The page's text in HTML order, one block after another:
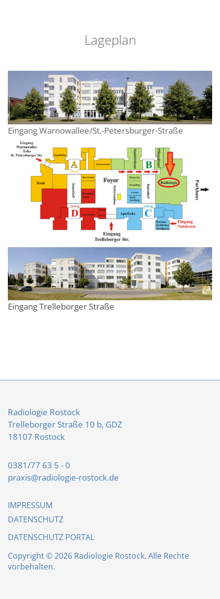
Lageplan
Eingang Warnowallee/St.-Petersburger-Straße
Eingang Trelleborger Straße
Radiologie Rostock
Trelleborger Straße 10 b, GDZ
18107 Rostock
0381/77 63 5 - 0
praxis@radiologie-rostock.de
IMPRESSUM
DATENSCHUTZ
DATENSCHUTZ PORTAL
Copyright © 2026 Radiologie Rostock. Alle Rechte
vorbehalten.